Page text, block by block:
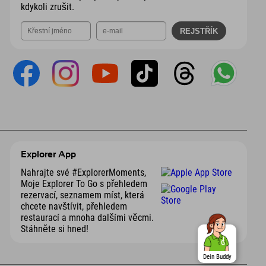
kdykoli zrušit.
Explorer App
Nahrajte své #ExplorerMoments,
Moje Explorer To Go s přehledem
rezervací, seznamem míst, která
chcete navštívit, přehledem
restaurací a mnoha dalšími věcmi.
Stáhněte si hned!
Dein Buddy